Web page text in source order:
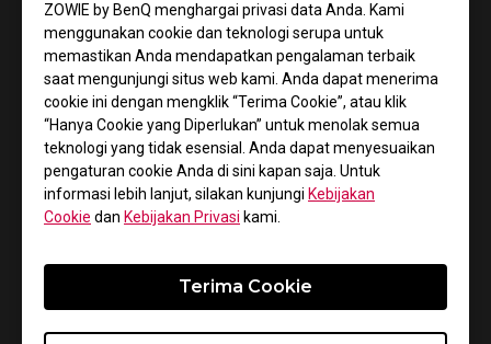
ZOWIE by BenQ menghargai privasi data Anda. Kami
menggunakan cookie dan teknologi serupa untuk
memastikan Anda mendapatkan pengalaman terbaik
saat mengunjungi situs web kami. Anda dapat menerima
cookie ini dengan mengklik “Terima Cookie”, atau klik
“Hanya Cookie yang Diperlukan” untuk menolak semua
teknologi yang tidak esensial. Anda dapat menyesuaikan
pengaturan cookie Anda di sini kapan saja. Untuk
informasi lebih lanjut, silakan kunjungi Kebijakan
Cookie dan Kebijakan Privasi kami.
Terima Cookie
Ulasan BenQ ZOWIE Gaming
Monitor 240Hz XL2546K
BenQ ZOWIE XL2546K 240Hz Gaming Monitor dengan
harga Rp 9,900,000
Link Produk:https://bit.ly/3EY9QLI
Link Pembelian : https://bit.ly/3obnjcM
XL Setting To Share :https://bit.ly/xlsetting-